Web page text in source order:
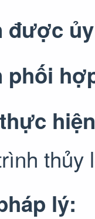
được
phối
thủy
lý: